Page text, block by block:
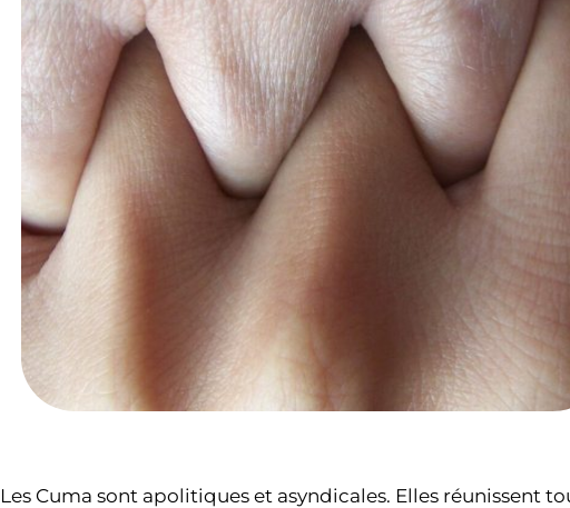
Les Cuma sont apolitiques et asyndicales. Elles réunissent